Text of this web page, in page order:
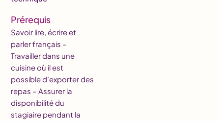
Prérequis
Savoir lire, écrire et
parler français –
Travailler dans une
cuisine où il est
possible d’exporter des
repas – Assurer la
disponibilité du
stagiaire pendant la